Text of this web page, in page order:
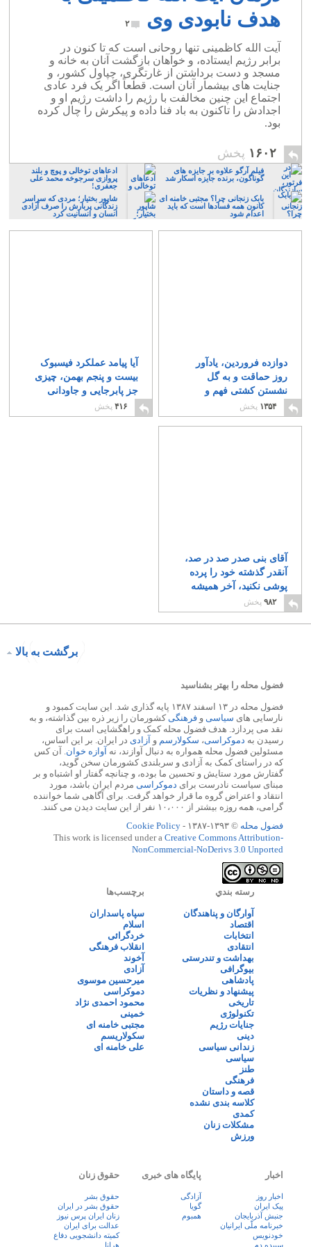
هدف نابودی وی
۲
آیت الله کاظمینی تنها روحانی است که تا کنون در
برابر رژیم ایستاده، و خواهان بازگشت آنان به خانه و
مسجد و دست برداشتن از غارتگری، چپاول کشور، و
جنایت های بیشمار آنان است. قطٰعاً اگر یک فرد عادی
اجتماع این چنین مخالفت با رژیم را داشت رژیم او و
اجدادش را تاکنون به باد فنا داده و پیکرش را چال کرده
بود.
۱۶۰۲ پخش
فیلم آرگو علاوه بر جایزه های
گوناگون، برنده جایزه اسکار شد
ادعاهای توخالی و پوچ و بلند
پروازی سرجوخه محمد علی
جعفری!
بابک زنجانی چرا؟ مجتبی خامنه ای
کانون همه فسادها است که باید
اعدام شود
شاپور بختیار؛ مردی که سراسر
زندگانی پربارش را صرف آزادی
انسان و انسانیت کرد‎
دوازده فروردین، یادآور
روز حماقت و به گل
نشستن کشتی فهم و
شعور ایرانی است
۱۳۵۴ پخش
آیا پیامد عملکرد فیسبوک
بیست و پنجم بهمن، چیزی
جز پابرجایی و جاودانی
رژیم ضد انسانی اسلامی
است؟!
۱۲
۴۱۶ پخش
آقای بنی صدر صد در صد،
آنقدر گذشته خود را پرده
پوشی نکنید، آخر همیشه
خورشید زیر ابر نمی ماند
۲۹
۹۸۲ پخش
برگشت به بالا
فضول محله را بهتر بشناسید
فضول محله در ۱۳ اسفند ۱۳۸۷ پایه گذاری شد. این سایت کمبود و
نارسایی های سیاسی و فرهنگیکشورمان را زیر ذره بین گذاشته، و به
نقد می پردازد. هدف فضول محله کمک و راهگشایی است برای
رسیدن به دموکراسی، سکولارسم و آزادی در ایران. بر این اساس،
مسئولین فضول محله همواره به دنبال آوازند، نه آوازه خوان. آن کس
که در راستای کمک به آزادی و سربلندی کشورمان سخن گوید،
گفتارش مورد ستایش و تحسین ما بوده، و چنانچه گفتار او اشتباه و بر
مبنای سیاست نادرست برای دموکراسی مردم ایران باشد، مورد
انتقاد و اعتراض گروه ما قرار خواهد گرفت. برای آگاهی شما خواننده
گرامی، همه روزه بیشتر از ۱۰،۰۰۰ نفر از این سایت دیدن می کنند.
فضول محله © ۱۳۹۳-۱۳۸۷ -
Cookie Policy
This work is licensed under a Creative Commons Attribution-
NonCommercial-NoDerivs 3.0 Unported
رسته بندي
آوارگان و پناهندگان
اقتصاد
انتخابات
انتقادی
بهداشت و تندرستی
بیوگرافی
پادشاهی
پیشنهاد و نظریات
تاریخی
تکنولوژی
جنایات رژیم
دینی
زندانی سیاسی
سیاسی
طنز
فرهنگی
قصه و داستان
کلاسه بندی نشده
کمدی
مشکلات زنان
ورزش
برچسب‌ها
سپاه پاسداران
اسلام
خردگرائی
انقلاب فرهنگی
آخوند
آزادی
میرحسین موسوی
دموکراسی
محمود احمدی نژاد
خمینی
مجتبی خامنه ای
سکولاریسم
علی خامنه ای
اخبار
اخبار روز
پيک ايران
جنبش آذربایجان
خبرنامه ملّی ایرانیان
خودنویس
سپیده دم
پایگاه های خبری
آزادگی
گویا
همبوم
حقوق زنان
حقوق بشر
حقوق بشر در ایران
زنان ايران پرس نيوز
عدالت برای ایران
کمیته دانشجویی دفاع
هرانا